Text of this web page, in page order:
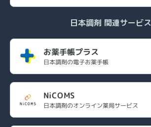
日本調剤 関連サービス
お薬手帳プラス
日本調剤の電子お薬手帳
NiCOMS
日本調剤のオンライン薬局サービス